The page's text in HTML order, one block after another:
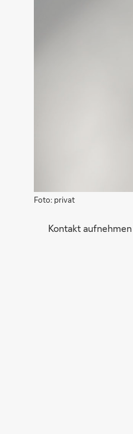
Foto: privat
Kontakt aufnehmen